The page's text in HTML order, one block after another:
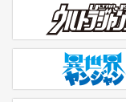
ウルトラジャンプ
異世界ヤンジャン